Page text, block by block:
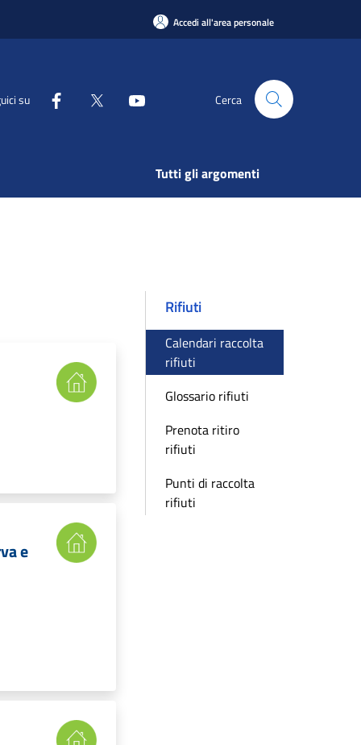
Accedi all'area personale
su Cerca
Tutti gli argomenti
e
Rifiuti
Calendari raccolta
rifiuti
Glossario rifiuti
Prenota ritiro
rifiuti
Punti di raccolta
rifiuti